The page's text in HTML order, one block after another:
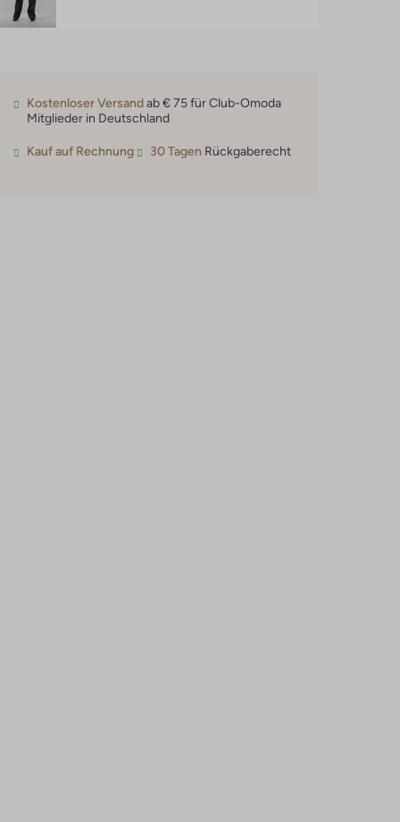
Kostenloser Versandab € 75 für Club-Omoda
Mitglieder in Deutschland
Kauf auf Rechnung 30 Tagen Rückgaberecht